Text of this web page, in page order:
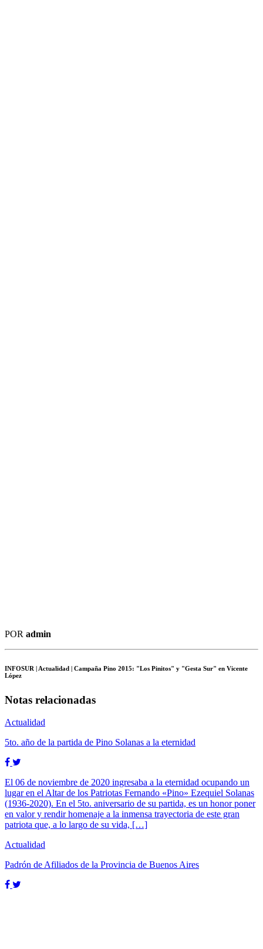
POR admin
INFOSUR | Actualidad | Campaña Pino 2015: "Los Pinitos" y "Gesta Sur" en Vicente
López
Notas relacionadas
Actualidad
5to. año de la partida de Pino Solanas a la eternidad
El 06 de noviembre de 2020 ingresaba a la eternidad ocupando un
lugar en el Altar de los Patriotas Fernando «Pino» Ezequiel Solanas
(1936-2020). En el 5to. aniversario de su partida, es un honor poner
en valor y rendir homenaje a la inmensa trayectoria de este gran
patriota que, a lo largo de su vida, […]
Actualidad
Padrón de Afiliados de la Provincia de Buenos Aires